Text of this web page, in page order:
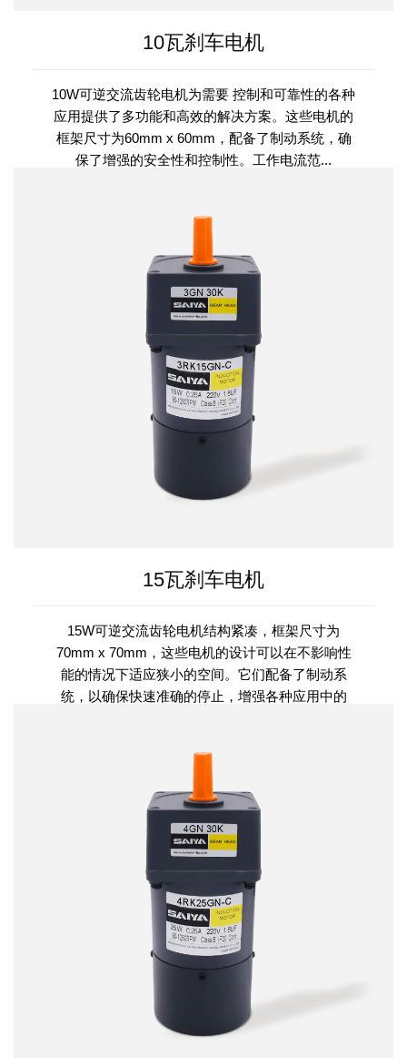
10瓦刹车电机
10W可逆交流齿轮电机为需要 控制和可靠性的各种
应用提供了多功能和高效的解决方案。这些电机的
框架尺寸为60mm x 60mm，配备了制动系统，确
保了增强的安全性和控制性。工作电流范...
15瓦刹车电机
15W可逆交流齿轮电机结构紧凑，框架尺寸为
70mm x 70mm，这些电机的设计可以在不影响性
能的情况下适应狭小的空间。它们配备了制动系
统，以确保快速准确的停止，增强各种应用中的